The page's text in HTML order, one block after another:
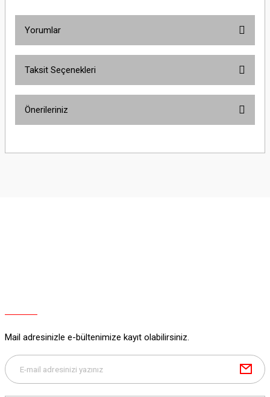
Yorumlar
Taksit Seçenekleri
Önerileriniz
yetersiz gördüğünüz noktaları öneri formunu kullanarak tarafımıza
Mail adresinizle e-bültenimize kayıt olabilirsiniz.